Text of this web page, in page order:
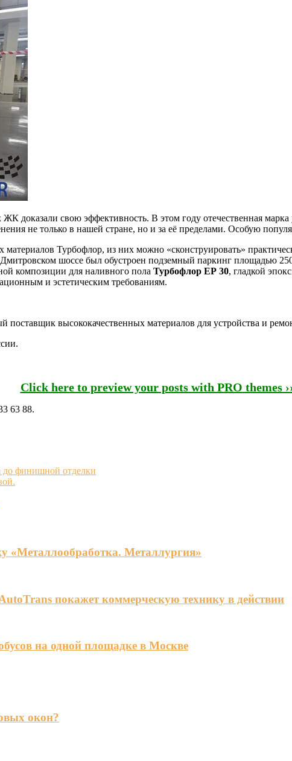
доказали свою эффективность. В этом году отечественная
не только в нашей стране, но и за её пределами. Особую
материалов Турбофлор, из них можно «сконструировать»
шоссе был обустроен подземный паркинг площадью
композиции для наливного пола Турбофлор ЕР 30, гладкой
и эстетическим требованиям.
высококачественных материалов для устройства и
Click here to preview your posts with PRO themes
63 88.
до финишной отделки
«Металлообработка. Металлургия»
покажет коммерческую технику в действии
на одной площадке в Москве
окон?